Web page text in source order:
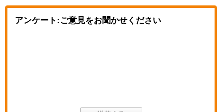
アンケート:ご意見をお聞かせください